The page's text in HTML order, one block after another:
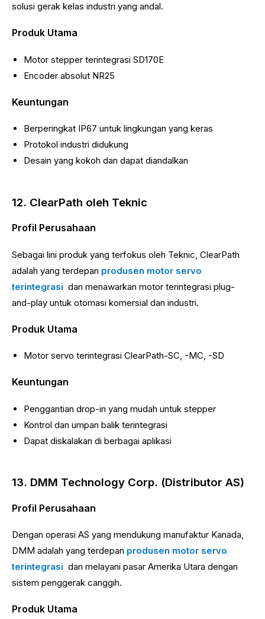
solusi gerak kelas industri yang andal.
Produk Utama
Motor stepper terintegrasi SD170E
Encoder absolut NR25
Keuntungan
Berperingkat IP67 untuk lingkungan yang keras
Protokol industri didukung
Desain yang kokoh dan dapat diandalkan
12. ClearPath oleh Teknic
Profil Perusahaan
Sebagai lini produk yang terfokus oleh Teknic, ClearPath
adalah yang terdepan produsen motor servo
terintegrasi dan menawarkan motor terintegrasi plug-
and-play untuk otomasi komersial dan industri.
Produk Utama
Motor servo terintegrasi ClearPath-SC, -MC, -SD
Keuntungan
Penggantian drop-in yang mudah untuk stepper
Kontrol dan umpan balik terintegrasi
Dapat diskalakan di berbagai aplikasi
13. DMM Technology Corp. (Distributor AS)
Profil Perusahaan
Dengan operasi AS yang mendukung manufaktur Kanada,
DMM adalah yang terdepan produsen motor servo
terintegrasi dan melayani pasar Amerika Utara dengan
sistem penggerak canggih.
Produk Utama